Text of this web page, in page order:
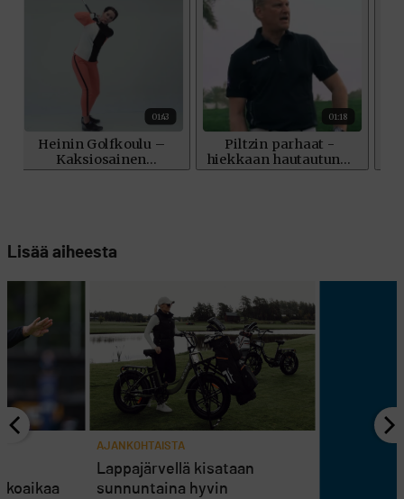
Lisää aiheesta
AJANKOHTAISTA
Lappajärvellä kisataan
sunnuntaina hyvin